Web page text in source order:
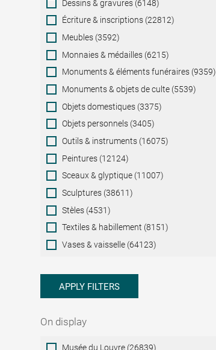
Dessins & gravures (6148)
Écriture & inscriptions (22812)
Meubles (3592)
Monnaies & médailles (6215)
Monuments & éléments funéraires (9359)
Monuments & objets de culte (5539)
Objets domestiques (3375)
Objets personnels (3405)
Outils & instruments (16075)
Peintures (12124)
Sceaux & glyptique (11007)
Sculptures (38611)
Stèles (4531)
Textiles & habillement (8151)
Vases & vaisselle (64123)
APPLY FILTERS
On display
On
Musée du Louvre (26839)